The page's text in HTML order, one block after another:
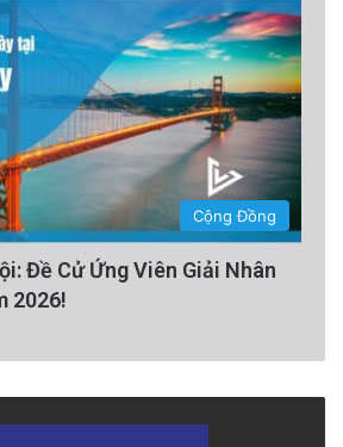
Cộng Đồng
Đề Cử Ứng Viên Giải Nhân
2026!